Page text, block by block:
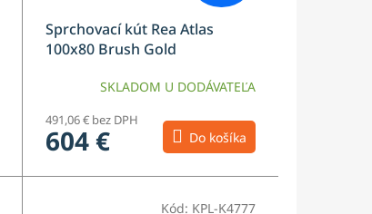
Sprchovací kút Rea Atlas
100x80 Brush Gold
SKLADOM U DODÁVATEĽA
491,06 € bez DPH
604 € Do košíka
Kód: KPL-K4777